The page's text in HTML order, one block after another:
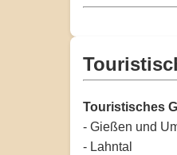
Touristisches
- Gießen und
- Lahntal